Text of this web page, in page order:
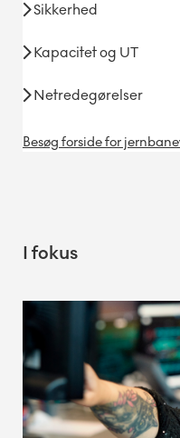
Sikkerhed
Kapacitet og UT
Netredegørelser
Besøg forside for
I fokus